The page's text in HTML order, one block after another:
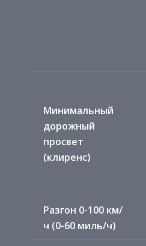
Минимальный
дорожный
просвет
(клиренс)
Разгон 0-100 км/
ч (0-60 миль/ч)